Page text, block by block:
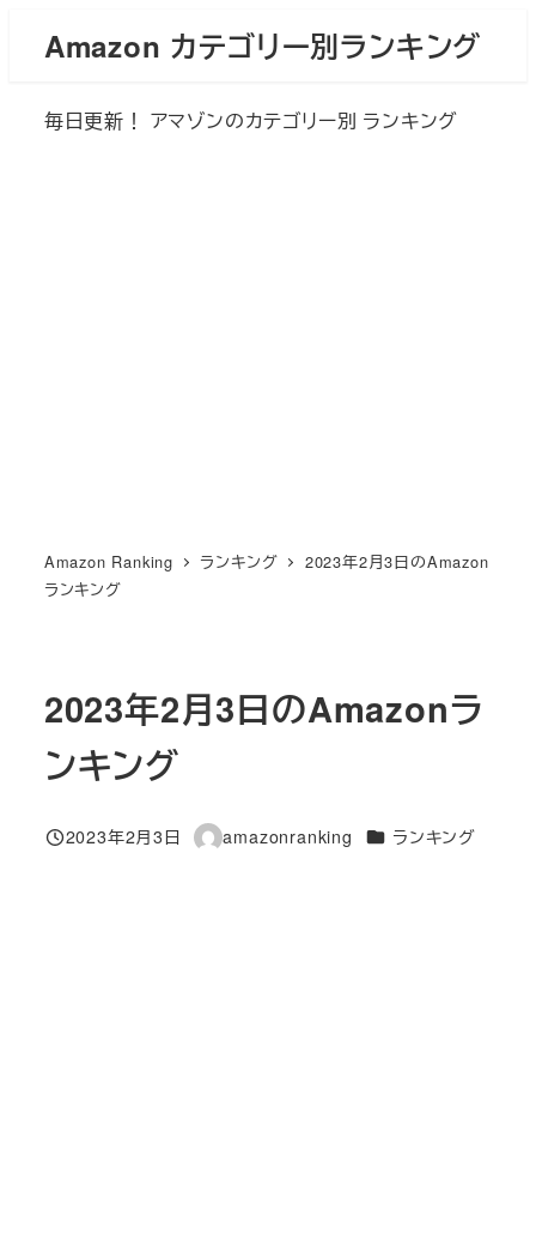
Amazon カテゴリー別ランキング
毎日更新！ アマゾンのカテゴリー別 ランキング
Amazon Ranking ランキング
2023年2月3日のAmazon
ランキング
2023年2月3日のAmazonラ
ンキング
投稿日
2023年2月3日
著
amazonranking カテゴリー
ランキング